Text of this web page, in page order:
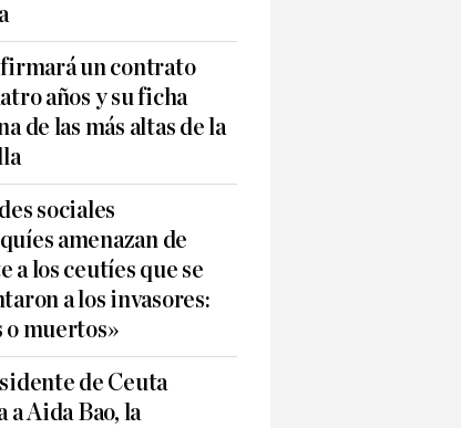
un contrato
años y su ficha
de las más altas de la
sociales
amenazan de
a los ceutíes que se
a los invasores:
o muertos»
de Ceuta
a Aida Bao, la